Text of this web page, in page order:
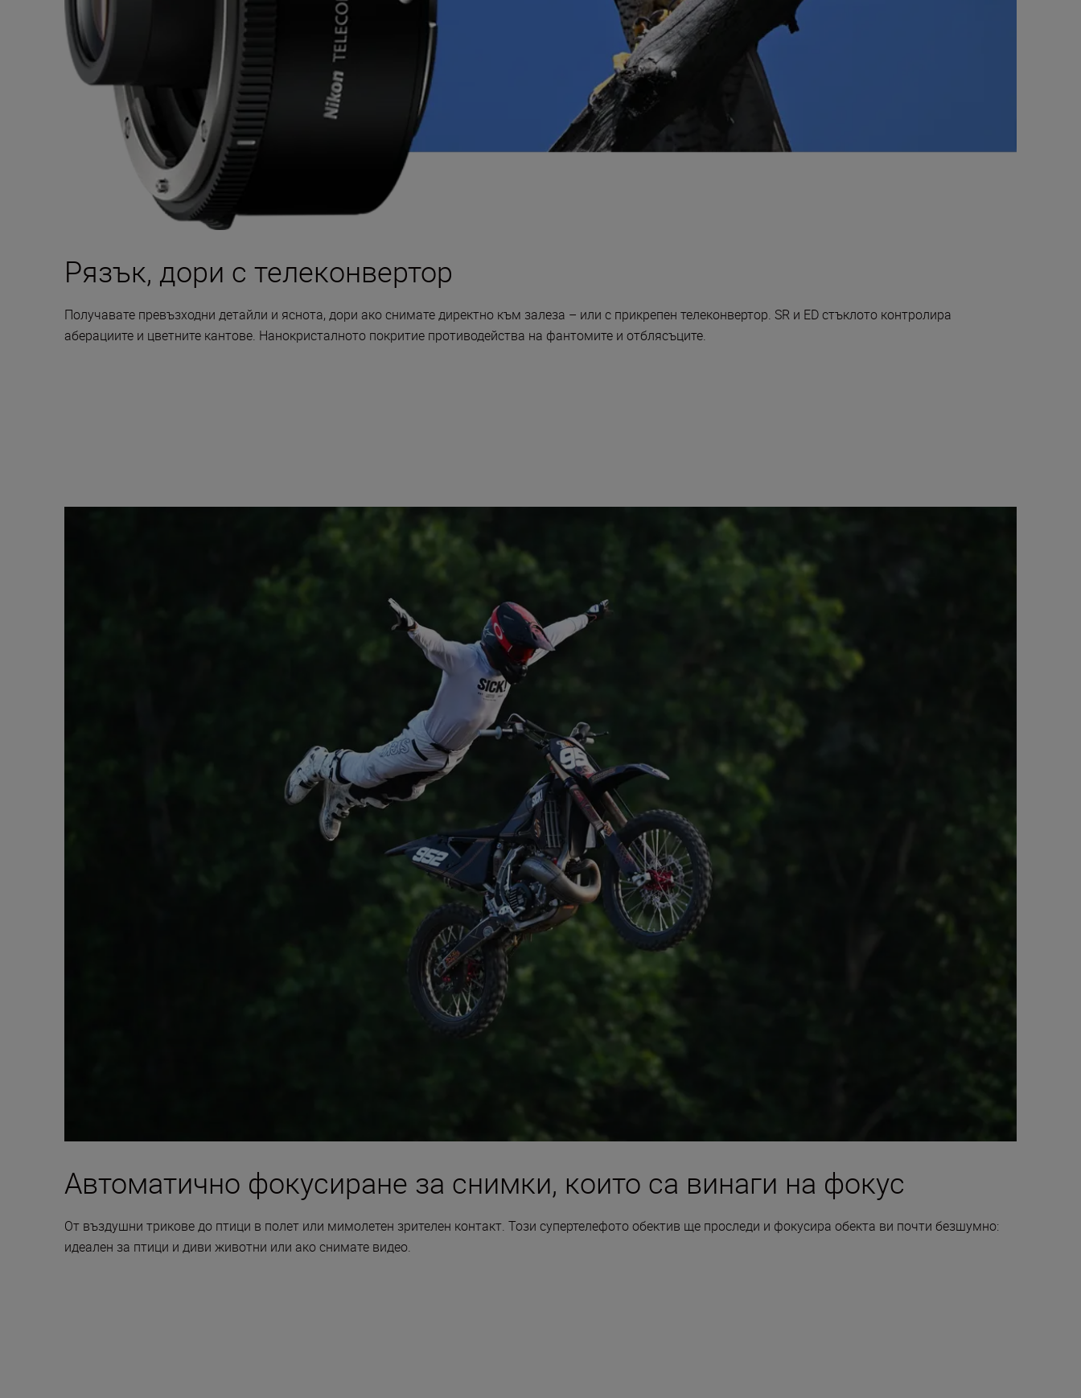
Рязък, дори с телеконвертор
Получавате превъзходни детайли и яснота, дори ако снимате директно към залеза – или с прикрепен телеконвертор. SR и ED стъклото контролира
аберациите и цветните кантове. Нанокристалното покритие противодейства на фантомите и отблясъците.
Автоматично фокусиране за снимки, които са винаги на фокус
От въздушни трикове до птици в полет или мимолетен зрителен контакт. Този супертелефото обектив ще проследи и фокусира обекта ви почти безшумно:
идеален за птици и диви животни или ако снимате видео.